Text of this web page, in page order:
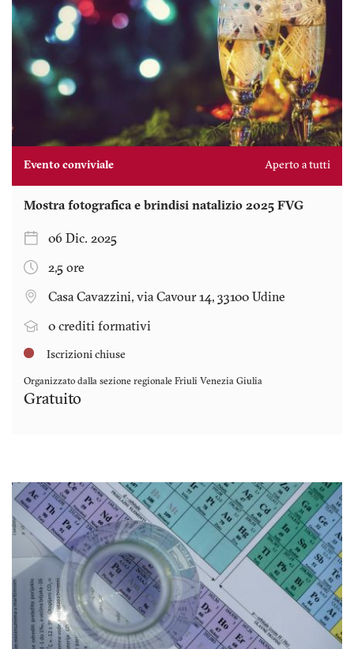
Evento conviviale Aperto a tutti
Mostra fotografica e brindisi natalizio 2025 FVG
06 Dic. 2025
2,5 ore
Casa Cavazzini, via Cavour 14, 33100 Udine
0 crediti formativi
Iscrizioni chiuse
Organizzato dalla sezione regionale Friuli Venezia Giulia
Gratuito